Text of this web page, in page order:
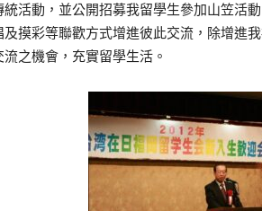
活動，並公開招募我留學生參加山笠活
摸彩等聯歡方式增進彼此交流，除增進
之機會，充實留學生活。